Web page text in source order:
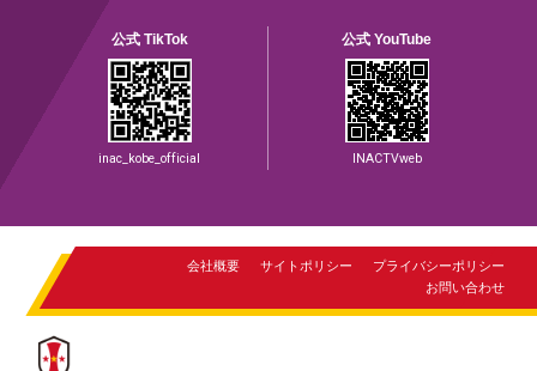
公式 TikTok
inac_kobe_official
公式 YouTube
INACTVweb
会社概要 サイトポリシー
プライバシーポリシー
お問い合わせ